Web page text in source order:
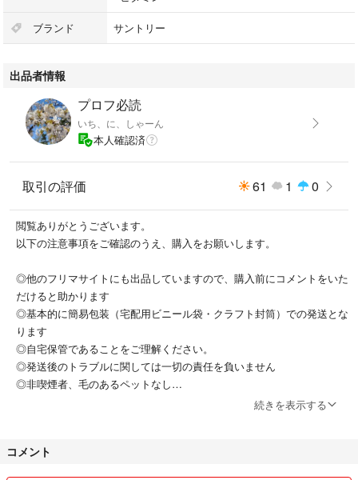
ブランド サントリー
出品者情報
プロフ必読
いち、に、しゃーん
本人確認済
取引の評価 61 1 0
閲覧ありがとうございます。
以下の注意事項をご確認のうえ、購入をお願いします。
◎他のフリマサイトにも出品していますので、購入前にコメントをいた
だけると助かります
◎基本的に簡易包装（宅配用ビニール袋・クラフト封筒）での発送とな
ります
◎自宅保管であることをご理解ください。
◎発送後のトラブルに関しては一切の責任を負いません
◎非喫煙者、毛のあるペットなし
てください
続きを表示する
コメント